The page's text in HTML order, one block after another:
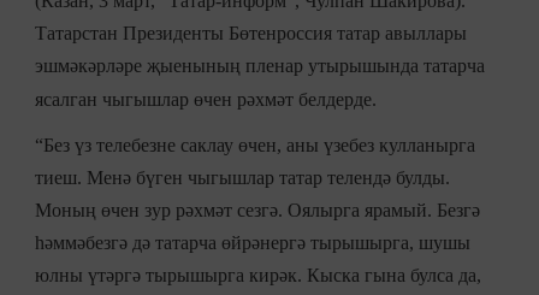
Татарстан Президенты Бөтенроссия татар авыллары
эшмәкәрләре җыенының пленар утырышында татарча
ясалган чыгышлар өчен рәхмәт белдерде.
“Без үз телебезне саклау өчен, аны үзебез кулланырга
тиеш. Менә бүген чыгышлар татар телендә булды.
Моның өчен зур рәхмәт сезгә. Оялырга ярамый. Безгә
һәммәбезгә дә татарча өйрәнергә тырышырга, шушы
юлны үтәргә тырышырга кирәк. Кыска гына булса да,